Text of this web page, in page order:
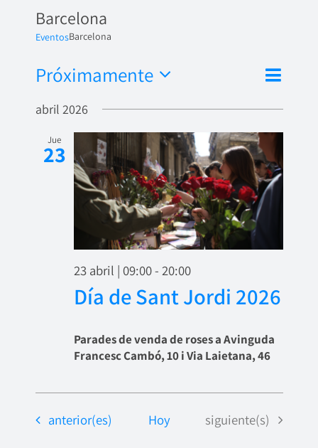
Barcelona
EventosBarcelona
de
vistas
Lista
Próximamente
fecha.
abril 2026
Jue
23
23 abril | 09:00- 20:00
Día de Sant Jordi 2026
Parades de venda de roses a Avinguda
Francesc Cambó, 10 i Via Laietana, 46
Eventos
anterior(es) Hoy Eventos
siguiente(s)